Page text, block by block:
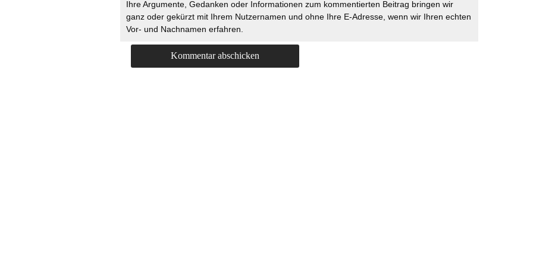
Ihre Argumente, Gedanken oder Informationen zum kommentierten Beitrag bringen wir
ganz oder gekürzt mit Ihrem Nutzernamen und ohne Ihre E-Adresse, wenn wir Ihren echten
Vor- und Nachnamen erfahren.